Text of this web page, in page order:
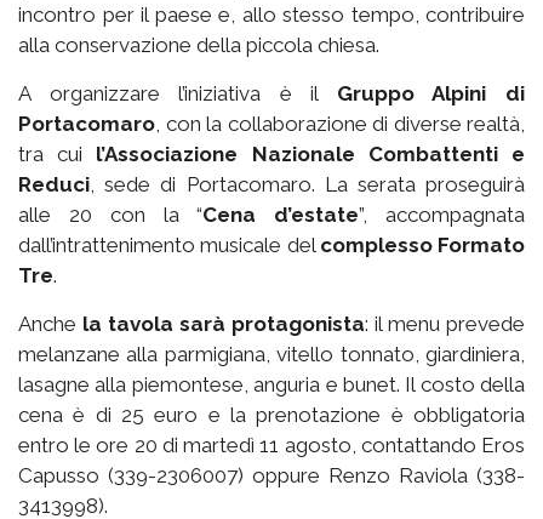
incontro per il paese e, allo stesso tempo, contribuire
alla conservazione della piccola chiesa.
A organizzare l’iniziativa è il Gruppo Alpini di
Portacomaro , con la collaborazione di diverse realtà,
tra cui l’Associazione Nazionale Combattenti e
Reduci , sede di Portacomaro. La serata proseguirà
alle 20 con la “Cena d’estate”, accompagnata
dall’intrattenimento musicale del complesso Formato
Tre.
Anche la tavola sarà protagonista: il menu prevede
melanzane alla parmigiana, vitello tonnato, giardiniera,
lasagne alla piemontese, anguria e bunet. Il costo della
cena è di 25 euro e la prenotazione è obbligatoria
entro le ore 20 di martedì 11 agosto, contattando Eros
Capusso (339-2306007) oppure Renzo Raviola (338-
3413998).